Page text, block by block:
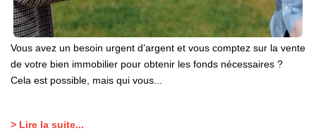
Vous avez un besoin urgent d’argent et vous comptez sur la vente
de votre bien immobilier pour obtenir les fonds nécessaires ?
Cela est possible, mais qui vous...
> Lire la suite...